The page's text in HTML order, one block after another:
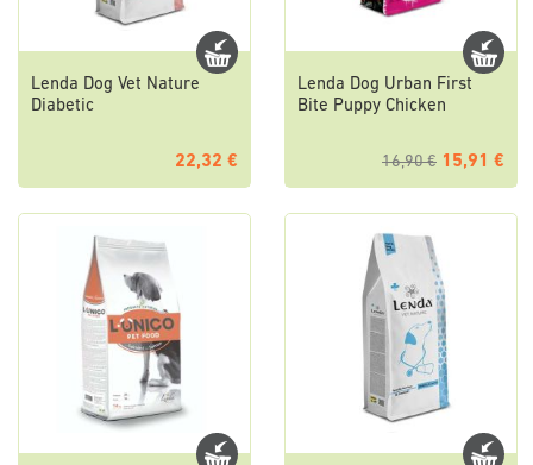
Lenda Dog Vet Nature
Diabetic
22,32 €
Lenda Dog Urban First
Bite Puppy Chicken
16,90 € 15,91 €